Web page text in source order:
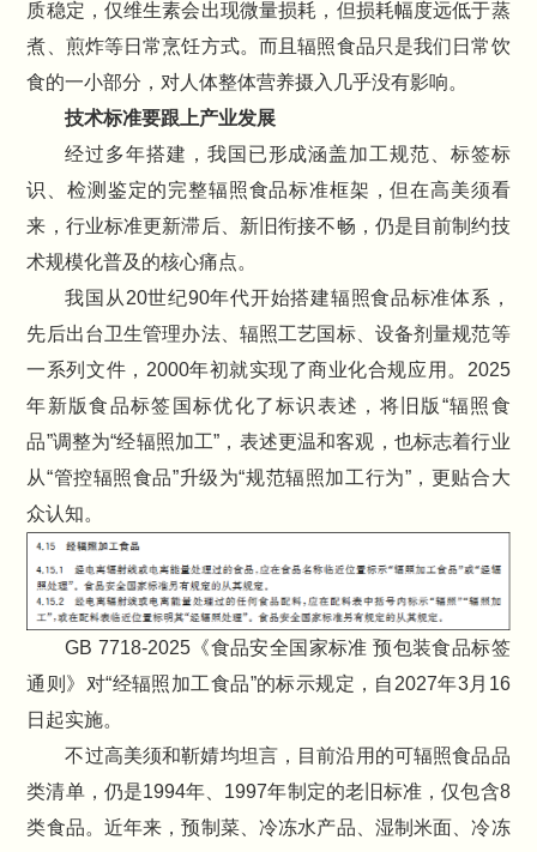
质稳定，仅维生素会出现微量损耗，但损耗幅度远低于蒸
煮、煎炸等日常烹饪方式。而且辐照食品只是我们日常饮
食的一小部分，对人体整体营养摄入几乎没有影响。
技术标准要跟上产业发展
经过多年搭建，我国已形成涵盖加工规范、标签标
识、检测鉴定的完整辐照食品标准框架，但在高美须看
来，行业标准更新滞后、新旧衔接不畅，仍是目前制约技
术规模化普及的核心痛点。
我国从20世纪90年代开始搭建辐照食品标准体系，
先后出台卫生管理办法、辐照工艺国标、设备剂量规范等
一系列文件，2000年初就实现了商业化合规应用。2025
年新版食品标签国标优化了标识表述，将旧版“辐照食
品”调整为“经辐照加工”，表述更温和客观，也标志着行业
从“管控辐照食品”升级为“规范辐照加工行为”，更贴合大
众认知。
GB 7718-2025《食品安全国家标准 预包装食品标签
通则》对“经辐照加工食品”的标示规定，自2027年3月16
日起实施。
不过高美须和靳婧均坦言，目前沿用的可辐照食品品
类清单，仍是1994年、1997年制定的老旧标准，仅包含8
类食品。近年来，预制菜、冷冻水产品、湿制米面、冷冻